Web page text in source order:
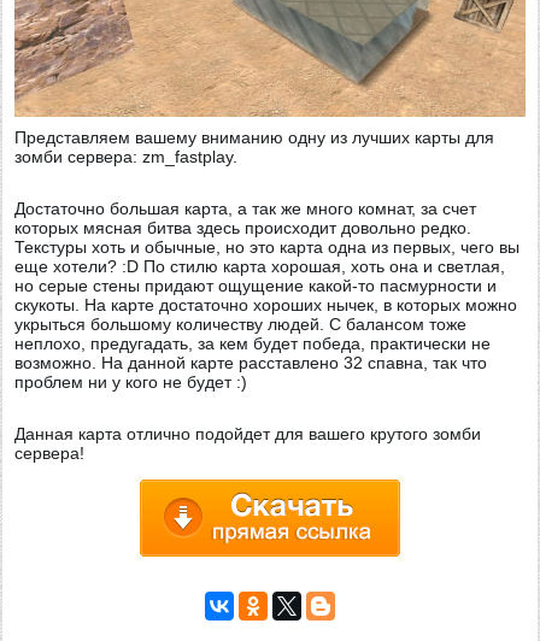
Представляем вашему вниманию одну из лучших карты для
зомби сервера: zm_fastplay.
Достаточно большая карта, а так же много комнат, за счет
которых мясная битва здесь происходит довольно редко.
Текстуры хоть и обычные, но это карта одна из первых, чего вы
еще хотели? :D По стилю карта хорошая, хоть она и светлая,
но серые стены придают ощущение какой-то пасмурности и
скукоты. На карте достаточно хороших нычек, в которых можно
укрыться большому количеству людей. С балансом тоже
неплохо, предугадать, за кем будет победа, практически не
возможно. На данной карте расставлено 32 спавна, так что
проблем ни у кого не будет :)
Данная карта отлично подойдет для вашего крутого зомби
сервера!